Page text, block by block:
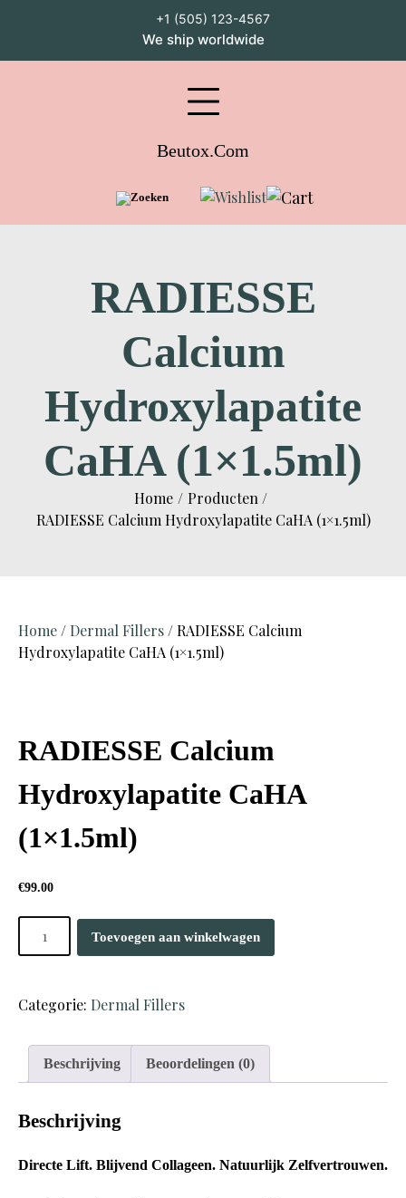
+1 (505) 123-4567
We ship worldwide
Facebook
Pinterest
Instagram
Youtube
Whatsapp
Beutox.com
RADIESSE
Calcium
Hydroxylapatite
CaHA (1×1.5ml)
Home
Producten
RADIESSE Calcium Hydroxylapatite CaHA (1×1.5ml)
Home / Dermal Fillers / RADIESSE Calcium
Hydroxylapatite CaHA (1×1.5ml)
RADIESSE Calcium
Hydroxylapatite CaHA
(1×1.5ml)
€99.00
RADIESSE
Calcium
(1x1.5ml)
Toevoegen aan winkelwagen
Categorie: Dermal Fillers
Beschrijving Beoordelingen (0)
Beschrijving
Directe Lift. Blijvend Collageen. Natuurlijk Zelfvertrouwen.